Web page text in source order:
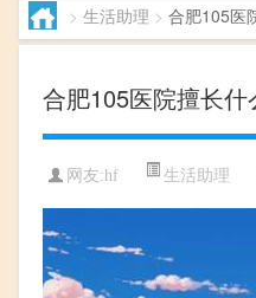
> 生活助理 > 合肥105医
合肥105医院擅长什
网友:hf 生活助理